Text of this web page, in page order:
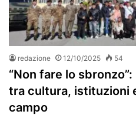
redazione 12/10/2025 54
“Non fare lo
tra cultura, istituzioni
campo